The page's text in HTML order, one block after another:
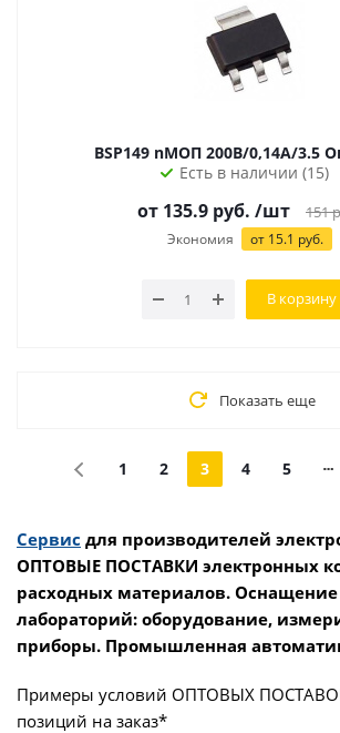
Есть в наличии (15)
от 135.9 руб. /шт 151
Экономия от 15.1 руб.
В корзину
Показать еще
1 2 3 4 5
Сервис для производителей
ОПТОВЫЕ ПОСТАВКИ электронных
расходных материалов.
лабораторий: оборудование,
приборы. Промышленная
Примеры условий ОПТОВЫХ
позиций на заказ*